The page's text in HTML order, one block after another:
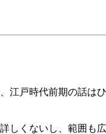
江戸時代前期の話は
しくないし、範囲も